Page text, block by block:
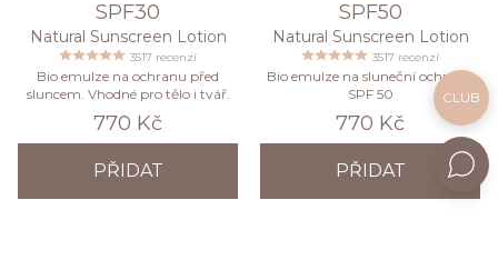
CLUB
SPF30
Natural Sunscreen Lotion
3517 recenzí
Bio emulze na ochranu před
sluncem. Vhodné pro tělo i tvář.
770 Kč
PŘIDAT
SPF50
Natural Sunscreen Lotion
3517 recenzí
Bio emulze na sluneční ochranu
SPF 50
770 Kč
PŘIDAT